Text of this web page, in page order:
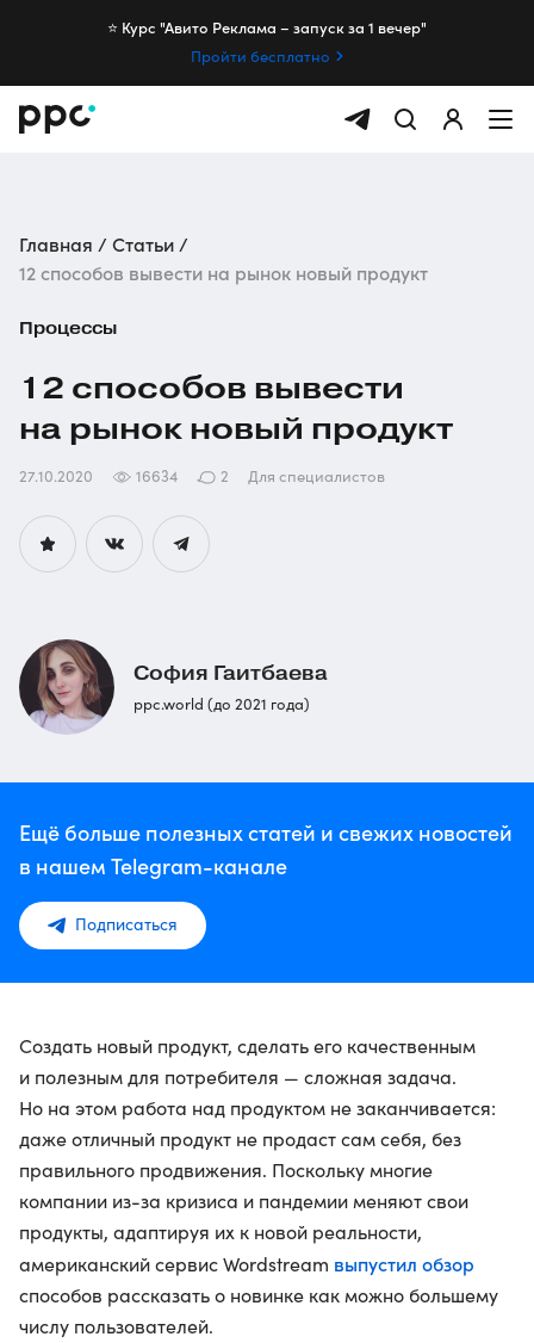
⭐️ Курс "Авито Реклама – запуск за 1 вечер"
Пройти бесплатно
Главная
Статьи
12 способов вывести на рынок новый продукт
Процессы
12 способов вывести
на рынок новый продукт
27.10.2020 16634 2 Для специалистов
София Гаитбаева
ppc.world (до 2021 года)
Ещё больше полезных статей и свежих новостей
в нашем Telegram-канале
Подписаться
Создать новый продукт, сделать его качественным
и полезным для потребителя — сложная задача.
Но на этом работа над продуктом не заканчивается:
даже отличный продукт не продаст сам себя, без
правильного продвижения. Поскольку многие
компании из-за кризиса и пандемии меняют свои
продукты, адаптируя их к новой реальности,
американский сервис Wordstream выпустил обзор
способов рассказать о новинке как можно большему
числу пользователей.